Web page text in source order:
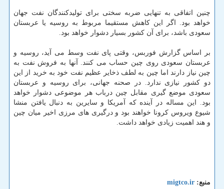
چنین اتفاقی به تنهایی ضربه سختی برای تولیدکنندگان نفت جهان
خواهد بود. اگر این کاهش مستقیما مربوط به روسیه یا عربستان
سعودی باشد، برای آن کشور بسیار دشوار خواهد بود.
بر اساس گزارش فوربس، وقتی پای نفت وسط می آید، روسیه و
عربستان سعودی روی چین حساب می کنند. آنها به فروش نفت به
چین نیاز دارند اما چین به لطف ذخایر عظیم نفت خود به خرید از این
دو کشور نیازی ندارد. در صحنه جهانی، برای روسیه و عربستان
سعودی موضع گیری مقابل چین درباب هر موضوعی دشوار خواهد
بود. این مساله در آینده که آمریکا و سایرین به دنبال یافتن منشا
شیوع ویروس کرونا خواهند بود و درگیری های مرزی اخیر میان چین
و هند اهمیت زیادی خواهد داشت.
منبع: migtco.ir